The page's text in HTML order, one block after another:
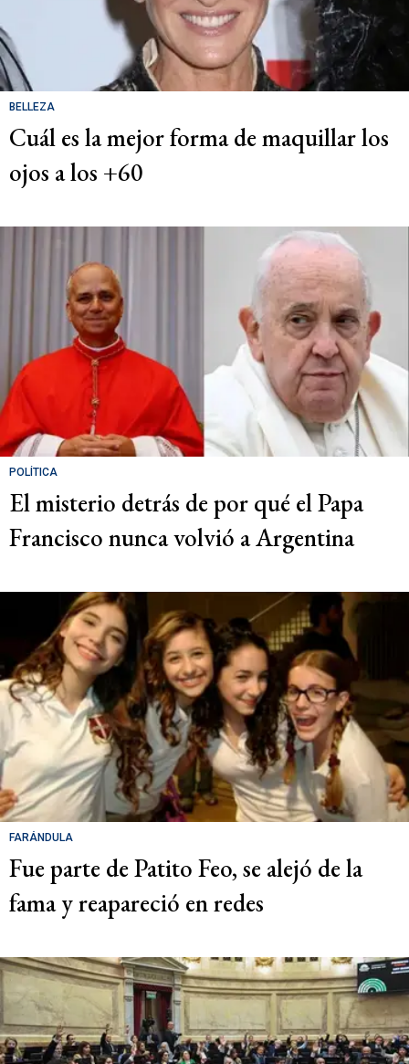
BELLEZA
Cuál es la mejor forma de maquillar los
ojos a los +60
POLÍTICA
El misterio detrás de por qué el Papa
Francisco nunca volvió a Argentina
FARÁNDULA
Fue parte de Patito Feo, se alejó de la
fama y reapareció en redes